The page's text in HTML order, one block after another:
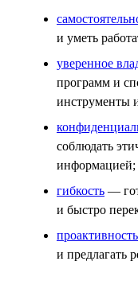
и уметь
уверенное
программ и
инструменты
соблюдать
информацией;
гибкость —
и быстро
проактивность
и предлагать